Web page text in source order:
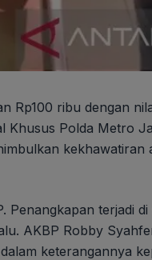
Rp100 ribu dengan
Khusus Polda Metro
kekhawatiran
Penangkapan terjadi
AKBP Robby
keterangannya